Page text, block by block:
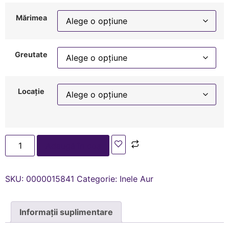
Mărimea
Greutate
Locație
SKU: 0000015841 Categorie: Inele Aur
Informații suplimentare